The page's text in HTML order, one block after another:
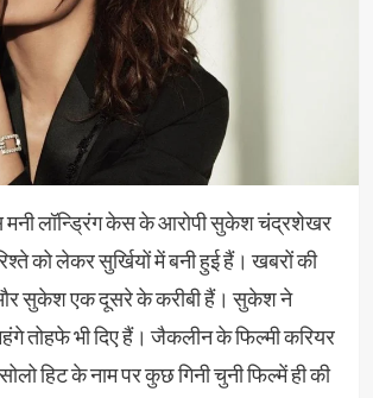
मनी लॉन्ड्रिंग केस के आरोपी सुकेश चंद्रशेखर
को लेकर सुर्खियों में बनी हुई हैं। खबरों की
सुकेश एक दूसरे के करीबी हैं। सुकेश ने
तोहफे भी दिए हैं। जैकलीन के फिल्मी करियर
हिट के नाम पर कुछ गिनी चुनी फिल्में ही की